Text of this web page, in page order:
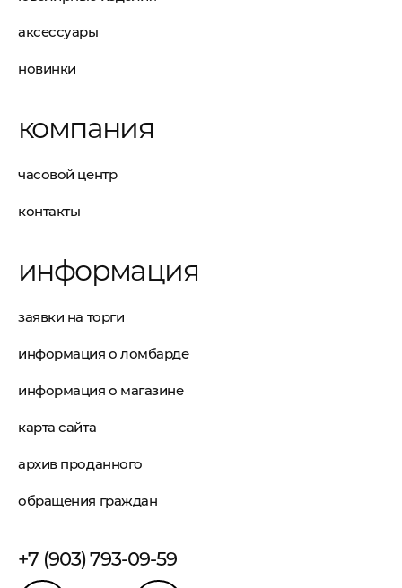
аксессуары
новинки
компания
часовой центр
контакты
информация
заявки на торги
информация о ломбарде
информация о магазине
карта сайта
архив проданного
обращения граждан
+7 (903) 793-09-59